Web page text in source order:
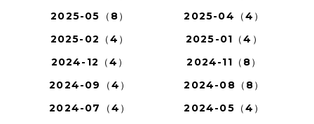
2025-05（8）
2025-04（4）
2025-02（4）
2025-01（4）
2024-12（4）
2024-11（8）
2024-09（4）
2024-08（8）
2024-07（4）
2024-05（4）